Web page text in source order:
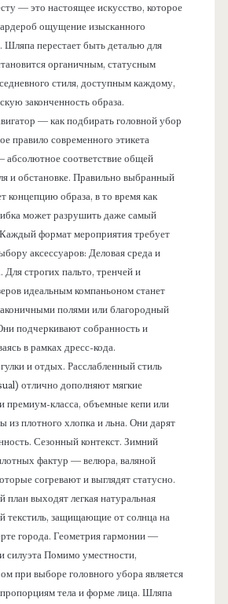
— это настоящее искусство, которое
ощущение изысканного
Шляпа перестает быть деталью для
органичным, статусным
стиля, доступным каждому,
законченность образа.
— как подбирать головной убор
правило современного этикета
соответствие общей
и обстановке. Правильно выбранный
концепцию образа, в то время как
может разрушить даже самый
формат мероприятия требует
аксессуаров: Деловая среда и
Для строгих пальто, тренчей и
идеальным компаньоном станет
полями или благородный
подчеркивают собранность и
в рамках дресс-кода.
и отдых. Расслабленный стиль
отлично дополняют мягкие
премиум-класса, объемные кепи или
из плотного хлопка и льна. Они дарят
Сезонный контекст. Зимний
фактур — велюра, валяной
согревают и выглядят статусно.
выходят легкая натуральная
текстиль, защищающие от солнца на
города. Геометрия гармонии —
силуэта Помимо уместности,
при выборе головного убора является
пропорциям тела и форме лица. Шляпа